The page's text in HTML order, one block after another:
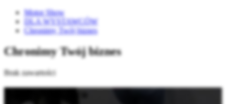
Motor Show
DLA WYSTAWCÓW
Chronimy Twój biznes
Chronimy Twój biznes
Brak zawartości
Bądź na bieżąco